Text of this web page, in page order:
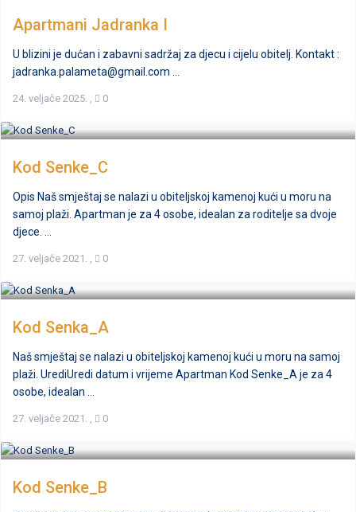
Apartmani Jadranka I
U blizini je dućan i zabavni sadržaj za djecu i cijelu obitelj. Kontakt :
jadranka.palameta@gmail.com ...
24. veljače 2025. , 0
Kod Senke_C
Opis Naš smještaj se nalazi u obiteljskoj kamenoj kući u moru na
samoj plaži. Apartman je za 4 osobe, idealan za roditelje sa dvoje
djece. ...
27. veljače 2021. , 0
Kod Senka_A
Naš smještaj se nalazi u obiteljskoj kamenoj kući u moru na samoj
plaži. UrediUredi datum i vrijeme Apartman Kod Senke_A je za 4
osobe, idealan ...
27. veljače 2021. , 0
Kod Senke_B